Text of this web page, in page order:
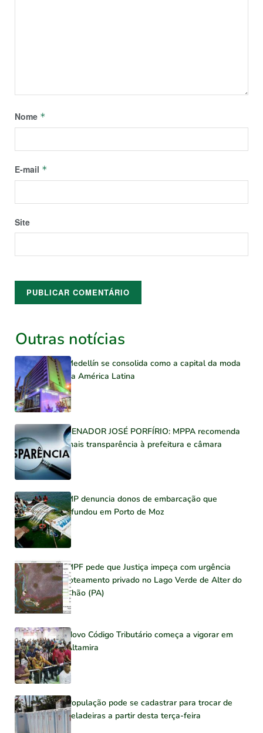
Nome *
E-mail *
Site
Outras notícias
Medellín se consolida como a capital da moda
na América Latina
SENADOR JOSÉ PORFÍRIO: MPPA recomenda
mais transparência à prefeitura e câmara
MP denuncia donos de embarcação que
afundou em Porto de Moz
MPF pede que Justiça impeça com urgência
loteamento privado no Lago Verde de Alter do
Chão (PA)
Novo Código Tributário começa a vigorar em
Altamira
População pode se cadastrar para trocar de
geladeiras a partir desta terça-feira